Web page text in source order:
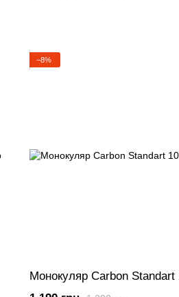
−8%
Монокуляр Carbon Standart